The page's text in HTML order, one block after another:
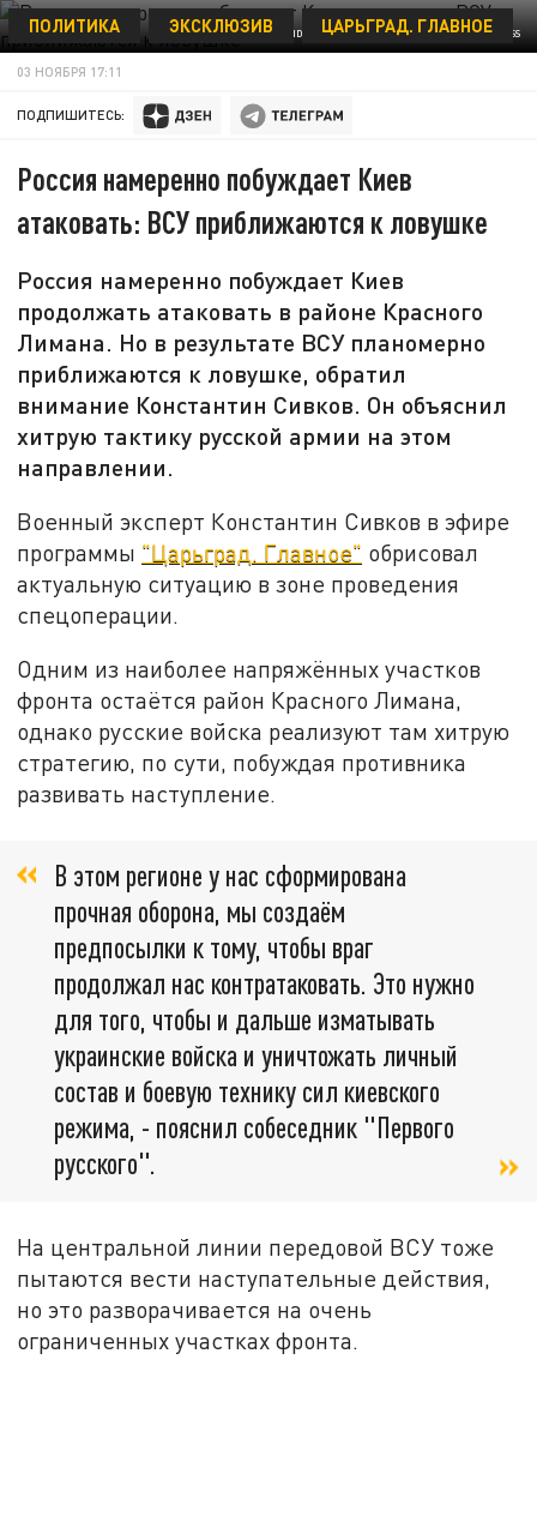
THE PRESIDENTIAL OFFICE OF UKRAINE/GLOBALLOOKPRESS
ПОЛИТИКА ЭКСКЛЮЗИВ ЦАРЬГРАД. ГЛАВНОЕ
03 НОЯБРЯ 17:11
ПОДПИШИТЕСЬ:
Россия намеренно побуждает Киев
атаковать: ВСУ приближаются к ловушке
Россия намеренно побуждает Киев
продолжать атаковать в районе Красного
Лимана. Но в результате ВСУ планомерно
приближаются к ловушке, обратил
внимание Константин Сивков. Он объяснил
хитрую тактику русской армии на этом
направлении.
Военный эксперт Константин Сивков в эфире
программы "Царьград. Главное" обрисовал
актуальную ситуацию в зоне проведения
спецоперации.
Одним из наиболее напряжённых участков
фронта остаётся район Красного Лимана,
однако русские войска реализуют там хитрую
стратегию, по сути, побуждая противника
развивать наступление.
В этом регионе у нас сформирована
прочная оборона, мы создаём
предпосылки к тому, чтобы враг
продолжал нас контратаковать. Это нужно
для того, чтобы и дальше изматывать
украинские войска и уничтожать личный
состав и боевую технику сил киевского
режима, - пояснил собеседник "Первого
русского".
На центральной линии передовой ВСУ тоже
пытаются вести наступательные действия,
но это разворачивается на очень
ограниченных участках фронта.